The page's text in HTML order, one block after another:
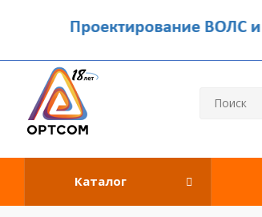
Каталог